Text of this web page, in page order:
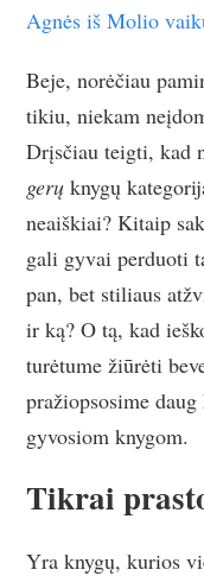
Agnės iš Molio
Beje, norėčiau
tikiu, niekam
Drįsčiau teigti, kad
gerų knygų
neaiškiai? Kitaip
gali gyvai perduoti
pan, bet stiliaus
ir ką? O tą, kad
turėtume žiūrėti
pražiopsosime
gyvosiom knygom.
Tikrai
Yra knygų, kurios